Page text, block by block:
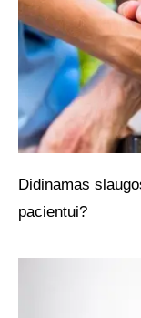
Didinamas
pacientui?